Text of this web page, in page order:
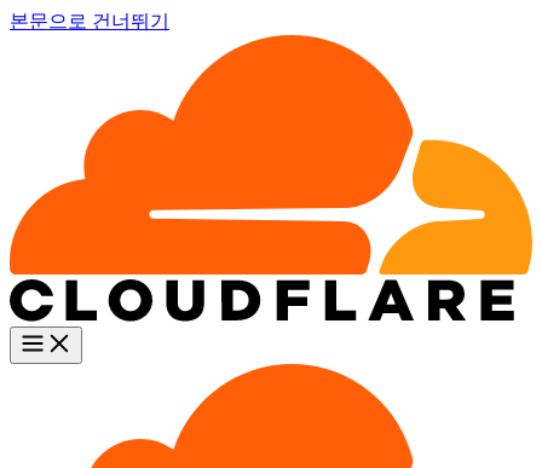
본문으로 건너뛰기